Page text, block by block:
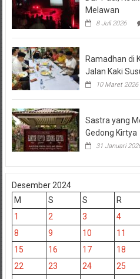
Melawan
8 Juli 2026
Ramadhan di
Jalan Kaki
10 Maret 2026
Sastra yang
Gedong Kirtya
31 Januari
Desember 2024
M
S S R
1
2 3 4
8
9 10 11
15
16 17 18
22
23 24 25